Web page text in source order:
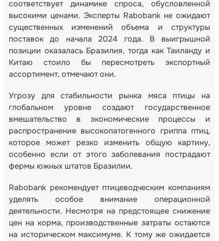
соответствует динамике спроса, обусловленной
высокими ценами. Эксперты Rabobank не ожидают
существенных изменений объема и структуры
поставок до начала 2024 года. В выигрышной
позиции оказалась Бразилия, тогда как Таиланду и
Китаю стоило бы пересмотреть экспортный
ассортимент, отмечают они.
Угрозу для стабильности рынка мяса птицы на
глобальном уровне создают государственное
вмешательство в экономические процессы и
распространение высокопатогенного гриппа птиц,
которое может резко изменить общую картину,
особенно если от этого заболевания пострадают
фермы южных штатов Бразилии.
Rabobank рекомендует птицеводческим компаниям
уделять особое внимание операционной
деятельности. Несмотря на предстоящее снижение
цен на корма, производственные затраты остаются
на историческом максимуме. К тому же ожидается